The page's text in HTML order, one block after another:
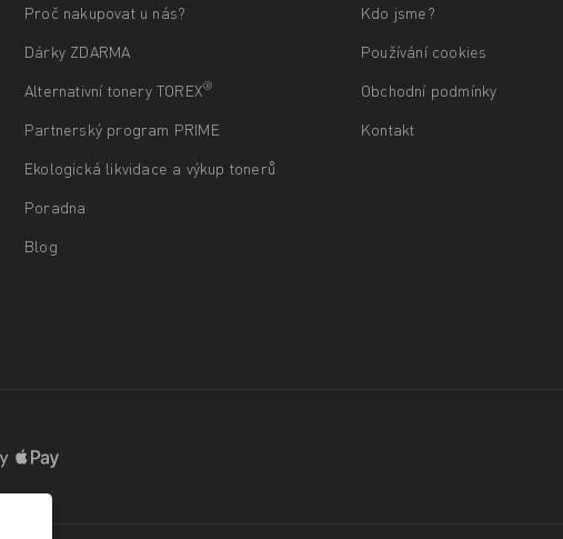
Proč nakupovat u nás?
Dárky ZDARMA
Alternativní tonery TOREX®
Partnerský program PRIME
Ekologická likvidace a výkup tonerů
Poradna
Blog
Kdo jsme?
Používání cookies
Obchodní podmínky
Kontakt